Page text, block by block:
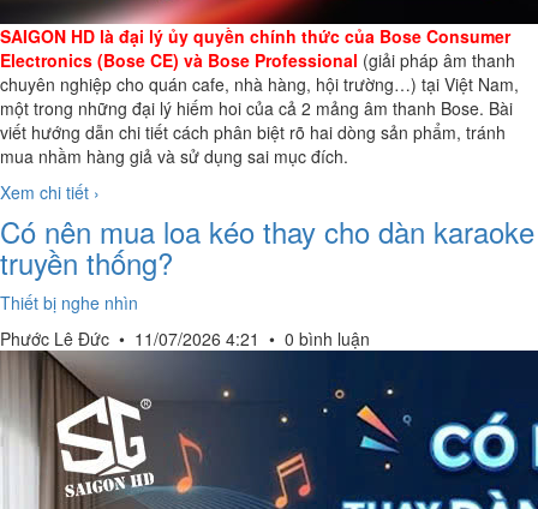
SAIGON HD là đại lý ủy quyền chính thức của Bose Consumer
Electronics (Bose CE) và Bose Professional (giải pháp âm thanh
chuyên nghiệp cho quán cafe, nhà hàng, hội trường…) tại Việt Nam,
một trong những đại lý hiếm hoi của cả 2 mảng âm thanh Bose. Bài
viết hướng dẫn chi tiết cách phân biệt rõ hai dòng sản phẩm, tránh
mua nhầm hàng giả và sử dụng sai mục đích.
Xem chi tiết ›
Có nên mua loa kéo thay cho dàn karaoke
truyền thống?
Thiết bị nghe nhìn
Phước Lê Đức • 11/07/2026 4:21 • 0 bình luận